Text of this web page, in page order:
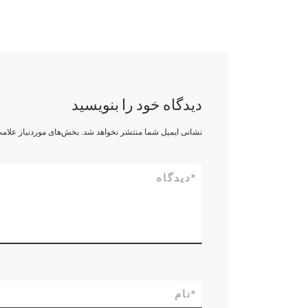
دیدگاه خود را بنویسید
نشانی ایمیل شما منتشر نخواهد شد. بخش‌های موردنیاز
دیدگاه*
نام*